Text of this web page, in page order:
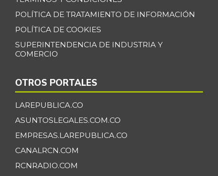
POLÍTICA DE TRATAMIENTO DE INFORMACIÓN
POLÍTICA DE COOKIES
SUPERINTENDENCIA DE INDUSTRIA Y
COMERCIO
OTROS PORTALES
LAREPUBLICA.CO
ASUNTOSLEGALES.COM.CO
EMPRESAS.LAREPUBLICA.CO
CANALRCN.COM
RCNRADIO.COM